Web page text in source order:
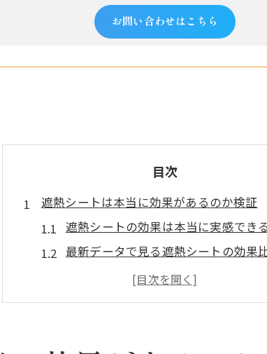
お問い合わせはこちら
目次
遮熱シートは本当に効果があるのか検証
遮熱シートの効果は本当に実感でき
最新データで見る遮熱シートの効果
遮熱対策としてのシート導入の実情
遮熱シート効果なしと感じる原因を
室温変化から見る遮熱のメリットと実情